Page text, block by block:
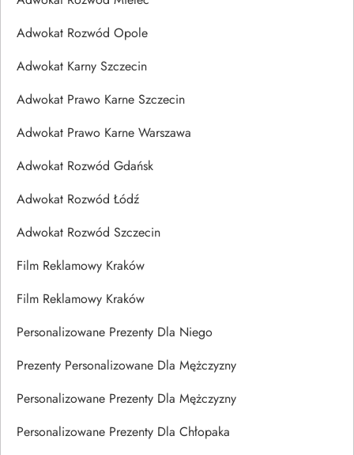
Adwokat Rozwód Opole
Adwokat Karny Szczecin
Adwokat Prawo Karne Szczecin
Adwokat Prawo Karne Warszawa
Adwokat Rozwód Gdańsk
Adwokat Rozwód Łódź
Adwokat Rozwód Szczecin
Film Reklamowy Kraków
Film Reklamowy Kraków
Personalizowane Prezenty Dla Niego
Prezenty Personalizowane Dla Mężczyzny
Personalizowane Prezenty Dla Mężczyzny
Personalizowane Prezenty Dla Chłopaka